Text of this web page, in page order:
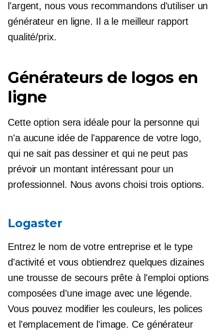
l'argent, nous vous recommandons d'utiliser un
générateur en ligne. Il a le meilleur rapport
qualité/prix.
Générateurs de logos en
ligne
Cette option sera idéale pour la personne qui
n'a aucune idée de l'apparence de votre logo,
qui ne sait pas dessiner et qui ne peut pas
prévoir un montant intéressant pour un
professionnel. Nous avons choisi trois options.
Logaster
Entrez le nom de votre entreprise et le type
d'activité et vous obtiendrez quelques dizaines
une trousse de secours prête à l'emploi options
composées d’une image avec une légende.
Vous pouvez modifier les couleurs, les polices
et l'emplacement de l'image. Ce générateur